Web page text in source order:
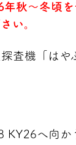
秋～冬頃を
い。
査機「はや
KY26へ向か